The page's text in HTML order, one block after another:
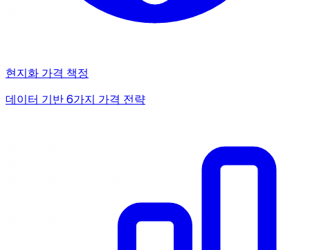
현지화 가격 책정
데이터 기반 6가지 가격 전략